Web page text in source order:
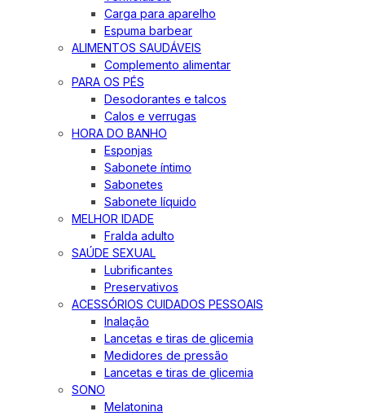
Carga para aparelho
Espuma barbear
ALIMENTOS SAUDÁVEIS
Complemento alimentar
PARA OS PÉS
Desodorantes e talcos
Calos e verrugas
HORA DO BANHO
Esponjas
Sabonete íntimo
Sabonetes
Sabonete líquido
MELHOR IDADE
Fralda adulto
SAÚDE SEXUAL
Lubrificantes
Preservativos
ACESSÓRIOS CUIDADOS PESSOAIS
Inalação
Lancetas e tiras de glicemia
Medidores de pressão
Lancetas e tiras de glicemia
SONO
Melatonina